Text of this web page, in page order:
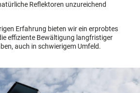
Reflektoren unzureichend
Erfahrung bieten wir ein erprobtes
effiziente Bewältigung langfristiger
auch in schwierigem Umfeld.